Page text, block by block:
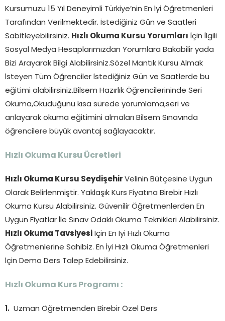
Kursumuzu 15 Yıl Deneyimli Türkiye’nin En İyi Öğretmenleri
Tarafından Verilmektedir. İstediğiniz Gün ve Saatleri
Sabitleyebilirsiniz. Hızlı Okuma Kursu Yorumları
İçin İlgili
Sosyal Medya Hesaplarımızdan Yorumlara Bakabilir yada
Bizi Arayarak Bilgi Alabilirsiniz.Sözel Mantık Kursu Almak
İsteyen Tüm Öğrenciler İstediğiniz Gün ve Saatlerde bu
eğitimi alabilirsiniz.Bilsem Hazırlık Öğrencilerininde Seri
Okuma,Okuduğunu kısa sürede yorumlama,seri ve
anlayarak okuma eğitimini almaları Bilsem Sınavında
öğrencilere büyük avantaj sağlayacaktır.
Hızlı Okuma Kursu Ücretleri
Hızlı Okuma Kursu Seydişehir Velinin Bütçesine Uygun
Olarak Belirlenmiştir. Yaklaşık Kurs Fiyatına Birebir Hızlı
Okuma Kursu Alabilirsiniz. Güvenilir Öğretmenlerden En
Uygun Fiyatlar İle Sınav Odaklı Okuma Teknikleri Alabilirsiniz.
Hızlı Okuma Tavsiyesi
İçin En İyi Hızlı Okuma
Öğretmenlerine Sahibiz. En İyi Hızlı Okuma Öğretmenleri
İçin Demo Ders Talep Edebilirsiniz.
Hızlı Okuma Kurs Programı :
Uzman Öğretmenden Birebir Özel Ders